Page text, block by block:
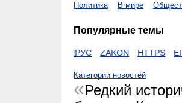
Политика В мире
Популярные темы
КОРОНАВИРУС ZAKON HTTPS ЕГОВ
Категории новостей
Редкий